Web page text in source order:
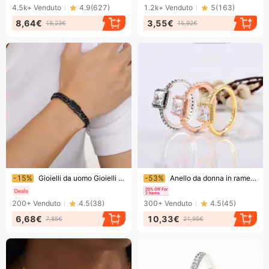
1.2k+ Venduto 5(163)
3,55€ 15,92€
4.5k+ Venduto 4.9(627)
8,64€ 18,23€
Finendo presto!
-53% Anello da donna in rame bianco con zircone quadrato, anello creativo con personalità
300+ Venduto 4.5(45)
10,33€ 21,95€
Finendo presto!
-15% Gioielli da uomo Gioielli personalizzati Accessori fai da te Bracciale a doppia catena intrecciata in acciaio inossidabile Gioielli in acciaio color acqua di sorgente
200+ Venduto 4.5(38)
6,68€ 7,85€